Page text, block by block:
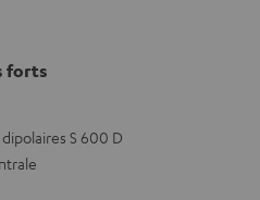
forts
S 600 D